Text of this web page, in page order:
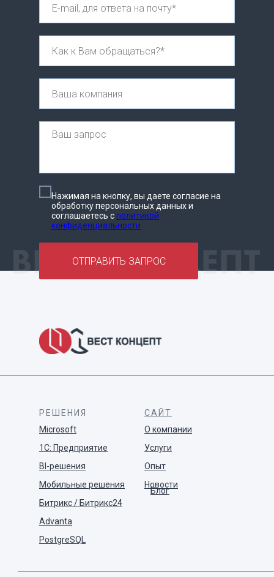
Нажимая на кнопку, вы даете согласие на
обработку персональных данных и
соглашаетесь cполитикой
конфиденциальности
ОТПРАВИТЬ ЗАПРОС
РЕШЕНИЯ
Microsoft
1С: Предприятие
BI-решения
Мобильные решения
Битрикс / Битрикс24
Advanta
PostgreSQL
САЙТ
О компании
Услуги
Опыт
Новости
Блог